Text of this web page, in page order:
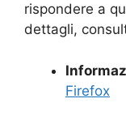
rispondere a
dettagli,
Firefox